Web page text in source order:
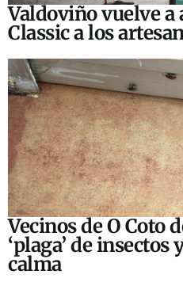
Valdoviño vuelve
Classic a los
Vecinos de O Coto
‘plaga’ de
calma